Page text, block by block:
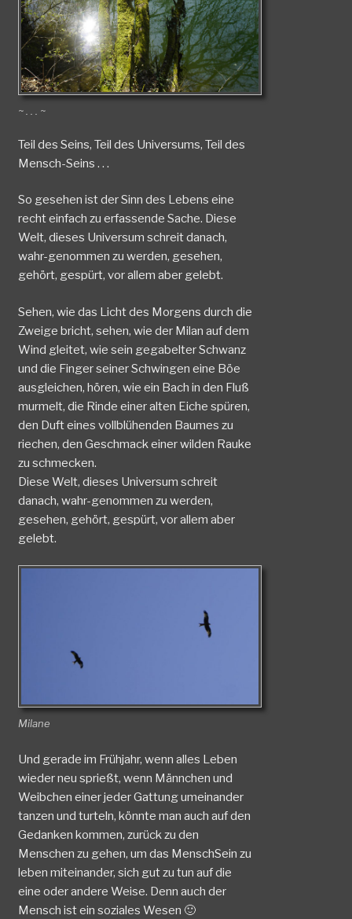
~ . . . ~
Teil des Seins, Teil des Universums, Teil des
Mensch-Seins . . .
So gesehen ist der Sinn des Lebens eine
recht einfach zu erfassende Sache. Diese
Welt, dieses Universum schreit danach,
wahr-genommen zu werden, gesehen,
gehört, gespürt, vor allem aber gelebt.
Sehen, wie das Licht des Morgens durch die
Zweige bricht, sehen, wie der Milan auf dem
Wind gleitet, wie sein gegabelter Schwanz
und die Finger seiner Schwingen eine Böe
ausgleichen, hören, wie ein Bach in den Fluß
murmelt, die Rinde einer alten Eiche spüren,
den Duft eines vollblühenden Baumes zu
riechen, den Geschmack einer wilden Rauke
zu schmecken.
Diese Welt, dieses Universum schreit
danach, wahr-genommen zu werden,
gesehen, gehört, gespürt, vor allem aber
gelebt.
Milane
Und gerade im Frühjahr, wenn alles Leben
wieder neu sprießt, wenn Männchen und
Weibchen einer jeder Gattung umeinander
tanzen und turteln, könnte man auch auf den
Gedanken kommen, zurück zu den
Menschen zu gehen, um das MenschSein zu
leben miteinander, sich gut zu tun auf die
eine oder andere Weise. Denn auch der
Mensch ist ein soziales Wesen 🙂